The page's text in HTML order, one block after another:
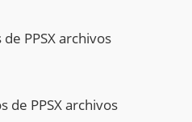
PPSX archivos
de PPSX archivos